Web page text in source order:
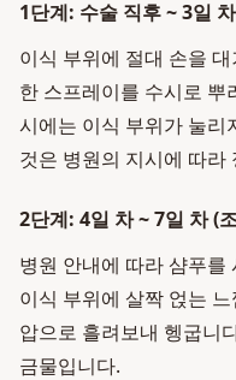
1단계: 수술 직후 ~ 3일
이식 부위에 절대 손을
한 스프레이를 수시로 뿌
시에는 이식 부위가 눌리
것은 병원의 지시에 따라
2단계: 4일 차 ~ 7일 차 (
병원 안내에 따라 샴푸를
이식 부위에 살짝 얹는
압으로 흘려보내 헹굽니
금물입니다.